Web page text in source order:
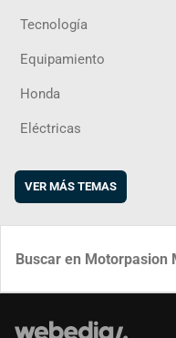
Tecnología
Equipamiento
Honda
Eléctricas
VER MÁS TEMAS